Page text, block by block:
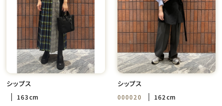
シップス
163cm
シップス
000020 162cm